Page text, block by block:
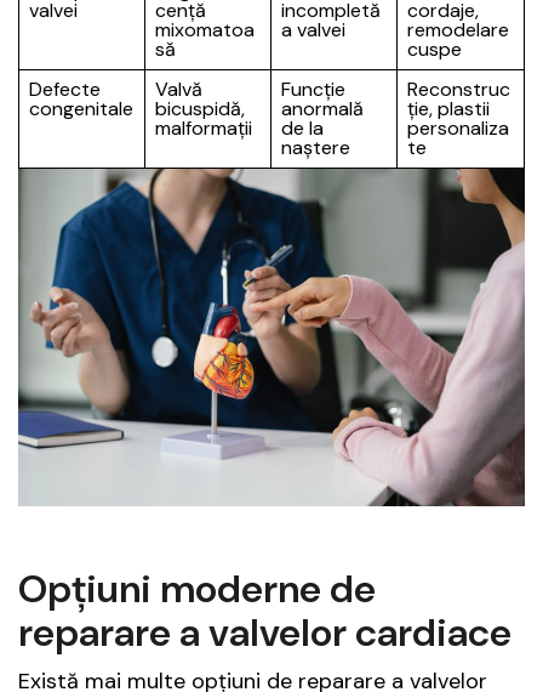
valvei cență
mixomatoa
să
incompletă
a valvei
cordaje,
remodelare
cuspe
Defecte
congenitale
Valvă
bicuspidă,
malformații
Funcție
anormală
de la
naștere
Reconstruc
ție, plastii
personaliza
te
Opțiuni moderne de
reparare a valvelor cardiace
Există mai multe opțiuni de reparare a valvelor